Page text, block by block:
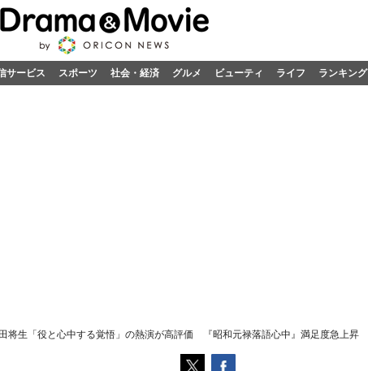
サービス スポーツ 社会・経済 グルメ ビューティ ライフ ランキング
将生「役と心中する覚悟」の熱演が高評価 『昭和元禄落語心中』満足度急上昇